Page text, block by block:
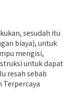
sesudah itu
biaya), untuk
mengisi,
untuk dapat
resah sebab
Terpercaya